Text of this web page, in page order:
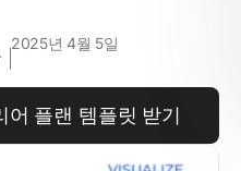
2025년 4월 5일
플랜 템플릿 받기